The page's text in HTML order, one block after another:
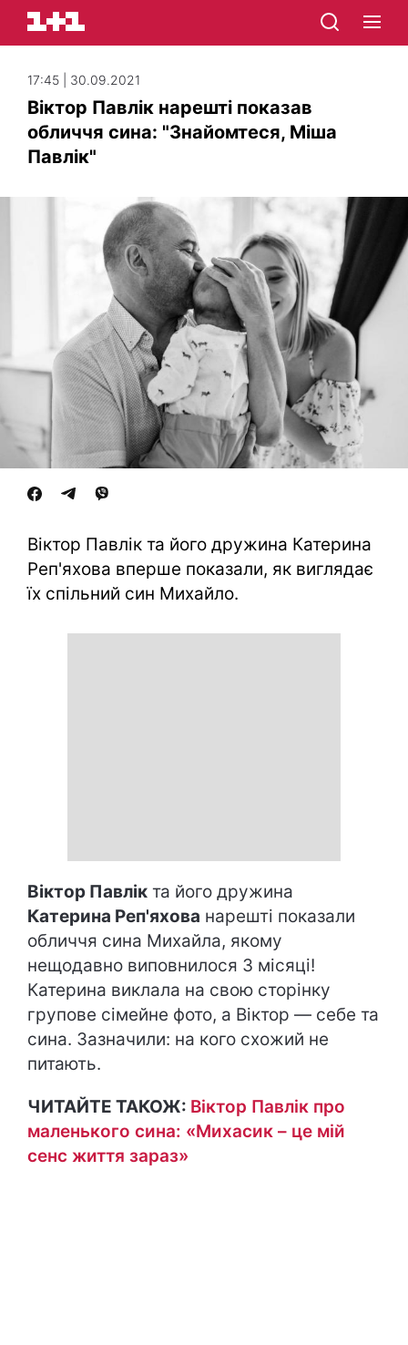
17:45 | 30.09.2021
Віктор Павлік нарешті показав
обличчя сина: "Знайомтеся, Міша
Павлік"
Віктор Павлік та його дружина Катерина
Реп'яхова вперше показали, як виглядає
їх спільний син Михайло.
Віктор Павлік та його дружина
Катерина Реп'яхова нарешті показали
обличчя сина Михайла, якому
нещодавно виповнилося 3 місяці!
Катерина виклала на свою сторінку
групове сімейне фото, а Віктор — себе та
сина. Зазначили: на кого схожий не
питають.
ЧИТАЙТЕ ТАКОЖ: Віктор Павлік про
маленького сина: «Михасик – це мій
сенс життя зараз»